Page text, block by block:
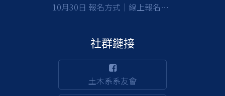
工程建設工作之應屆畢業生及校友
(含相關職缺資訊)1份，請於截止
日前(115/8/17)，至行政院人事行
政總處事求人機關徵才系統
(https://web3.dgpa.gov.tw/want03front/AP/
)，在機關名稱輸入「交通部公路
10月30日 報名方式｜線上報名及
社群鏈接
土木系系友會